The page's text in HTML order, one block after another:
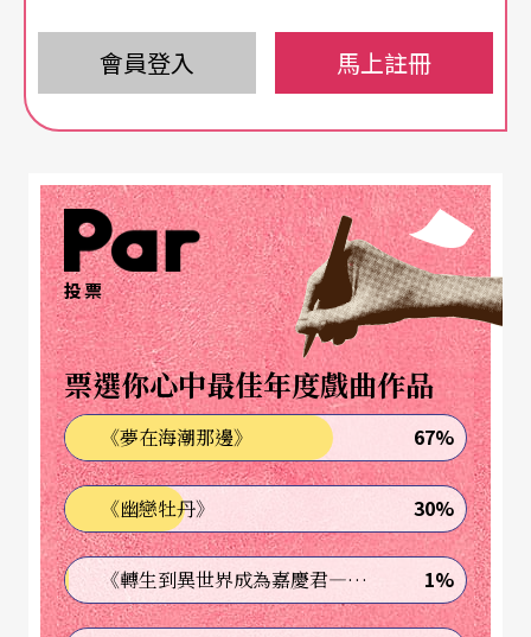
著裝扮，已是經驗豐富，往往只需要上台前的十分
鐘就能底定。李宜錦溫柔笑說：「妝和頭髮我會簡
款式。」她示範了清新又優雅的盤髮造型，這樣的
簡單造型，相當熟練的她只需要幾分鐘便可完成，
李宜錦並傳授小秘訣說：「我都會挑選一些別緻的
髮飾來搭配，就可以常有多種不同的造型變換。」
而首飾方面，為了方便拉琴，李宜錦不戴耳環，但
是她甜蜜地一笑：「不過我常戴上老公送的項鍊，
因為這總讓我有安心感。」
另外在禮服的選擇上，由於往往需要配合樂團的整
體性，因此她一向以黑色為基本，「我會根據兩點
來選擇禮服，」李宜錦表示：「第一是舞台大小；
會員登入 馬上註冊
投票
票選你心中最佳年度戲曲作品
《夢在海潮那邊》 67%
《幽戀牡丹》 30%
《轉生到異世界成為嘉慶君—發現我的祖先是詐騙集團!?》 1%